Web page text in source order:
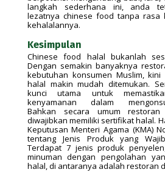
langkah sederhana ini, anda
lezatnya chinese food tanpa rasa
kehalalannya.
Kesimpulan
Chinese food halal bukanlah
Dengan semakin banyaknya
kebutuhan konsumen Muslim,
halal makin mudah ditemukan.
kunci utama untuk
kenyamanan dalam
Bahkan secara umum
diwajibkan memiliki sertifikat halal.
Keputusan Menteri Agama (KMA)
tentang Jenis Produk yang
Terdapat 7 jenis produk
minuman dengan pengolahan
halal, di antaranya adalah restoran